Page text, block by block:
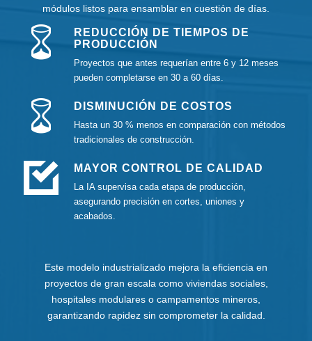
módulos listos para ensamblar en cuestión de días.
REDUCCIÓN DE TIEMPOS DE
PRODUCCIÓN
Proyectos que antes requerían entre 6 y 12 meses
pueden completarse en 30 a 60 días.
DISMINUCIÓN DE COSTOS
Hasta un 30 % menos en comparación con métodos
tradicionales de construcción.
MAYOR CONTROL DE CALIDAD
La IA supervisa cada etapa de producción,
asegurando precisión en cortes, uniones y
acabados.
Este modelo industrializado mejora la eficiencia en
proyectos de gran escala como viviendas sociales,
hospitales modulares o campamentos mineros,
garantizando rapidez sin comprometer la calidad.